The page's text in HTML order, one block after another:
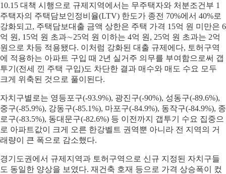
10.15 대책 시행으로 규제지역에서는 무주택자와 처분조건부 1
주택자의 주택담보인정비율(LTV) 한도가 종전 70%에서 40%로
강화되고, 주택담보대출 금액 상한은 주택 가격 15억 원 미만은 6
억 원, 15억 원 초과∼25억 원 이하는 4억 원, 25억 원 초과는 2억
원으로 차등 적용됐다. 이처럼 강화된 대출 규제에다, 토허구역
에 적용하는 아파트 구입 때 2년 실거주 의무를 부여함으로써 갭
투기(전세 낀 주택 구입)도 차단한 결과 매수와 매도 수요 모두
크게 위축된 것으로 풀이된다.
자치구별로는 영등포구(-93.9%), 광진구(-90%), 성동구(-89.6%),
중구(-85.9%), 강동구(-85.1%), 마포구(-84.9%), 동작구(-84.9%), 종
로구(-83.5%), 동대문구(-82.6%) 등 이전까지 갭투기 수요 집중으
로 아파트값이 크게 오른 한강벨트 권역뿐 아니라 전 지역의 거
래량이 큰 폭으로 감소했다.
경기도권에서 규제지역과 토허구역으로 신규 지정된 자치구들
도 동일한 양상을 보였다. 재건축 호재 등으로 가격 상승폭이 컸